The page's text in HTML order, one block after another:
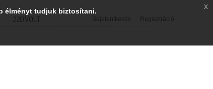
Bejelentkezés Regisztráció
220VOLT
élményt tudjuk biztosítani.
x